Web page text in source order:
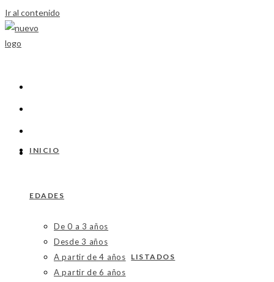
Ir al contenido
INICIO
EDADES
De 0 a 3 años
Desde 3 años
A partir de 4 años
A partir de 6 años
LISTADOS